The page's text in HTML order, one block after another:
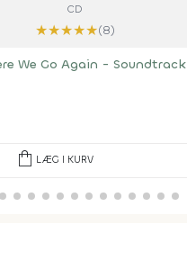
CD
★★★★★(8)
We Go Again - Soundtrack
shopping_bag LÆG I KURV